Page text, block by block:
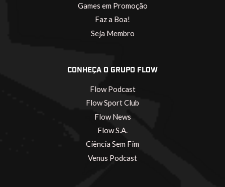
Games em Promoção
Faz a Boa!
Seja Membro
CONHEÇA O GRUPO FLOW
Flow Podcast
Flow Sport Club
Flow News
Flow S.A.
Ciência Sem Fim
Venus Podcast